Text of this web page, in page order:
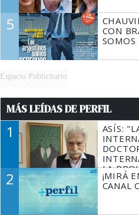
5
CON
SOMOS
Espacio Publicitario
MÁS LEÍDAS DE PERFIL
1
ASÍS:
LA
2
¡MIRÁ
CANAL